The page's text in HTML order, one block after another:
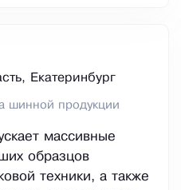
Екатеринбург
шинной продукции
массивные
образцов
техники, а также